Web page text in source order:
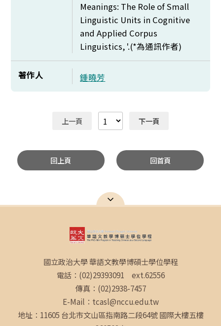
Meanings: The Role of Small
Linguistic Units in Cognitive
and Applied Corpus
Linguistics, '.(*為通訊作者)
著作人 鍾曉芳
上一頁 下一頁
回上頁 回首頁
國立政治大學 華語文教學博碩士學位學程
電話：(02)29393091 ext.62556
傳真：(02)2938-7457
E-Mail：tcasl@nccu.edu.tw
地址：11605 台北市文山區指南路二段64號 國際大樓五樓